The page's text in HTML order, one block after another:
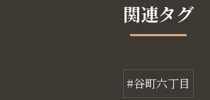
関連タグ
#谷町六丁目